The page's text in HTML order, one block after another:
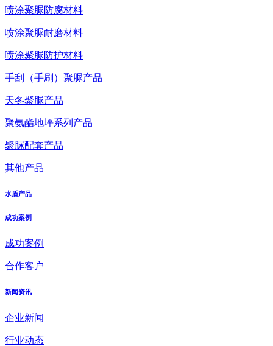
喷涂聚脲防腐材料
喷涂聚脲耐磨材料
喷涂聚脲防护材料
手刮（手刷）聚脲产品
天冬聚脲产品
聚氨酯地坪系列产品
聚脲配套产品
其他产品
水盾产品
成功案例
成功案例
合作客户
新闻资讯
企业新闻
行业动态